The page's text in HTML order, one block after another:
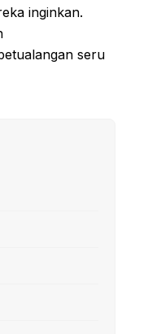
inginkan.
seru